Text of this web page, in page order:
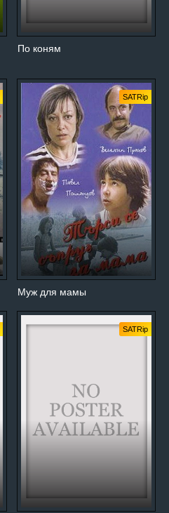
По коням
Муж для мамы
SATRip
SATRip